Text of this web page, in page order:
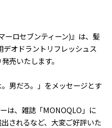
ーロセブンティーン)』は、髪
オドラントリフレッシュス
売いたします。
男だろ。」をメッセージとす
は、雑誌「MONOQLO」に
されるなど、大変ご好評いた